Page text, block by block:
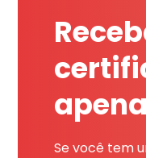
Se você tem